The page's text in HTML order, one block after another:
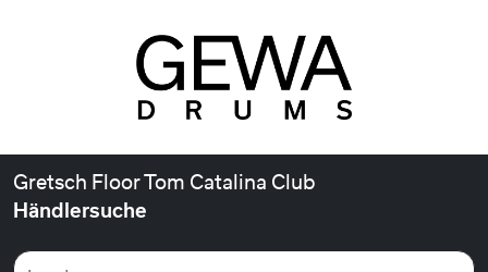
Gretsch Floor Tom Catalina Club
Händlersuche